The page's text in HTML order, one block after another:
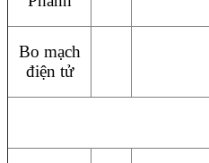
Bo mạch
điện tử